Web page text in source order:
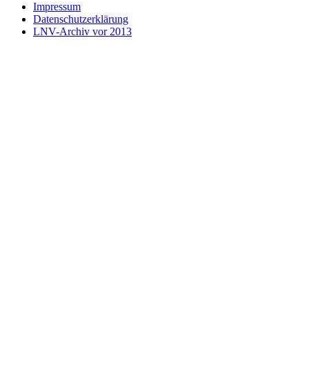
Impressum
Datenschutzerklärung
LNV-Archiv vor 2013